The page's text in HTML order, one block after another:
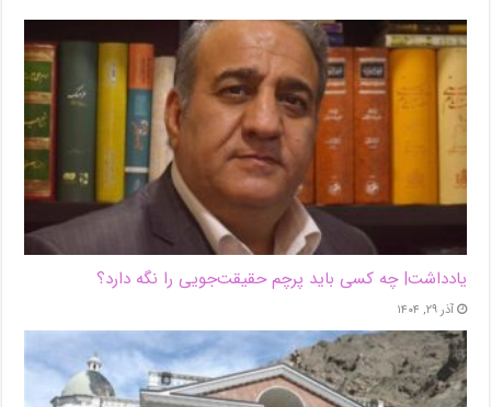
یادداشت| ‌چه کسی باید پرچم حقیقت‌جویی را نگه دارد؟
آذر ۲۹, ۱۴۰۴